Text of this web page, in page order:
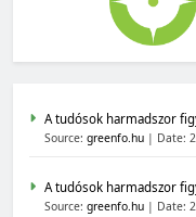
A tudósok harmadszor
Source: greenfo.hu Date:
A tudósok harmadszor
Source: greenfo.hu Date: